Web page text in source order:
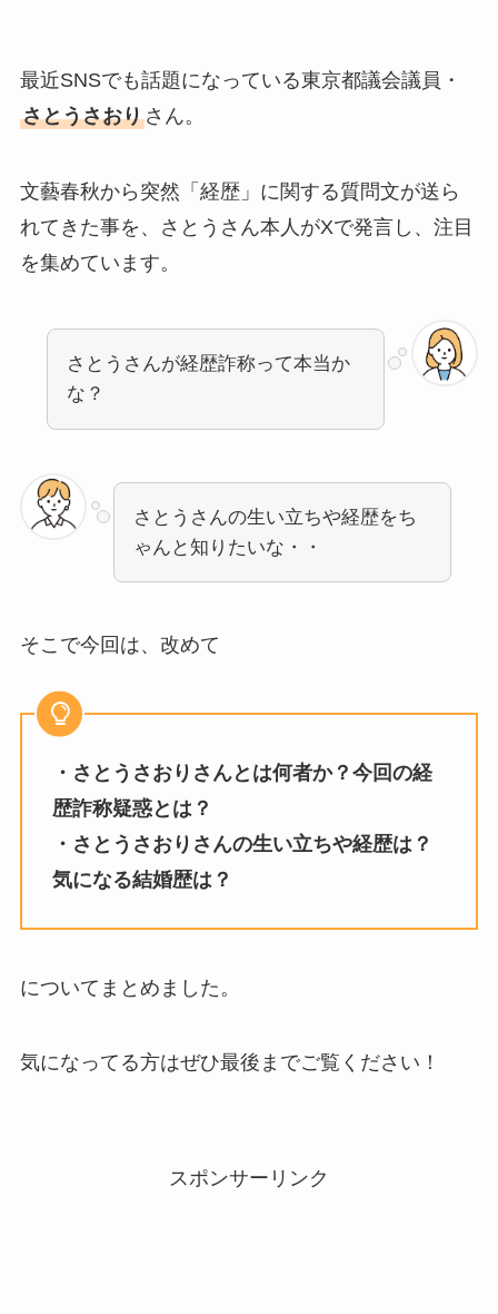
最近SNSでも話題になっている東京都議会議員・
さとうさおりさん。
文藝春秋から突然「経歴」に関する質問文が送ら
れてきた事を、さとうさん本人がXで発言し、注目
を集めています。
さとうさんが経歴詐称って本当か
な？
さとうさんの生い立ちや経歴をち
ゃんと知りたいな・・
そこで今回は、改めて
・さとうさおりさんとは何者か？今回の経
歴詐称疑惑とは？
・さとうさおりさんの生い立ちや経歴は？
気になる結婚歴は？
についてまとめました。
気になってる方はぜひ最後までご覧ください！
スポンサーリンク